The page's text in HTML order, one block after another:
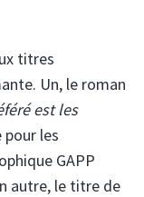
titres
Un, le roman
est les
pour les
GAPP
autre, le titre de